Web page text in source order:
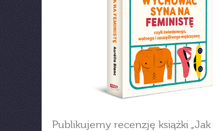
Publikujemy recenzję książki „Jak